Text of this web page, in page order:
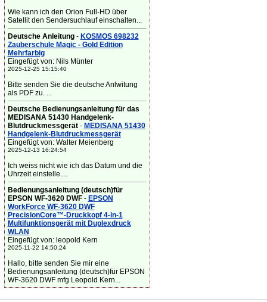
Wie kann ich den Orion Full-HD über
Satellit den Sendersuchlauf einschalten...
Deutsche Anleitung- KOSMOS 698232
Zauberschule Magic - Gold Edition
Mehrfarbig
Eingefügt von: Nils Münter
2025-12-25 15:15:40
Bitte senden Sie die deutsche Anlwitung
als PDF zu. ...
Deutsche Bedienungsanleitung für das
MEDISANA 51430 Handgelenk-
Blutdruckmessgerät- MEDISANA 51430
Handgelenk-Blutdruckmessgerät
Eingefügt von: Walter Meienberg
2025-12-13 16:24:54
Ich weiss nicht wie ich das Datum und die
Uhrzeit einstelle....
Bedienungsanleitung (deutsch)für
EPSON WF-3620 DWF- EPSON
WorkForce WF-3620 DWF
PrecisionCore™-Druckkopf 4-in-1
Multifunktionsgerät mit Duplexdruck
WLAN
Eingefügt von: leopold Kern
2025-11-22 14:50:24
Hallo, bitte senden Sie mir eine
Bedienungsanleitung (deutsch)für EPSON
WF-3620 DWF mfg Leopold Kern...